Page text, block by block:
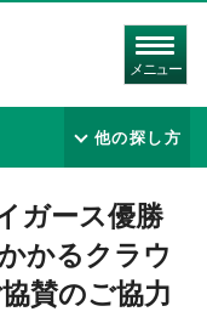
メニュー
他の探し方
ガース優勝
かるクラウ
賛のご協力